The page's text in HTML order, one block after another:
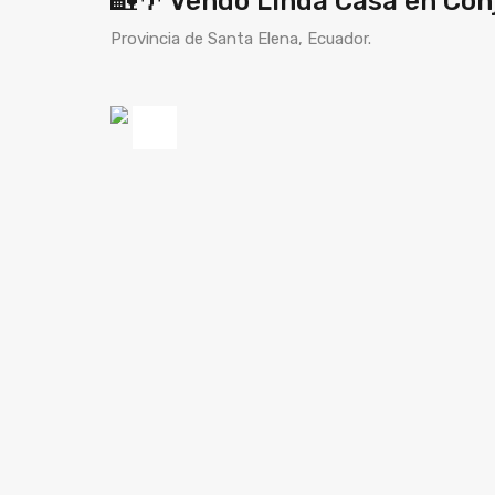
Provincia de Santa Elena, Ecuador.